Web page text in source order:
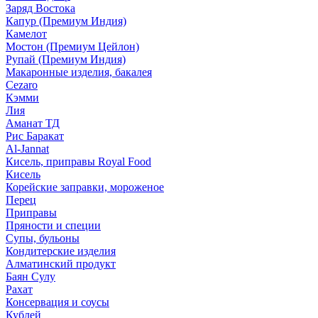
Заряд Востока
Капур (Премиум Индия)
Камелот
Мостон (Премиум Цейлон)
Рупай (Премиум Индия)
Макаронные изделия, бакалея
Cezaro
Кэмми
Лия
Аманат ТД
Рис Баракат
Al-Jannat
Кисель, приправы Royal Food
Кисель
Корейские заправки, мороженое
Перец
Приправы
Пряности и специи
Супы, бульоны
Кондитерские изделия
Алматинский продукт
Баян Сулу
Рахат
Консервация и соусы
Кублей